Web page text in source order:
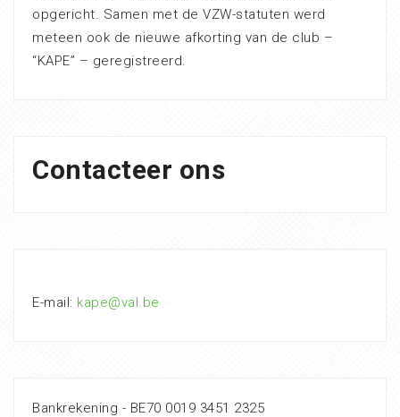
opgericht. Samen met de VZW-statuten werd
meteen ook de nieuwe afkorting van de club –
“KAPE” – geregistreerd.
Contacteer ons
E-mail: kape@val.be
Bankrekening - BE70 0019 3451 2325